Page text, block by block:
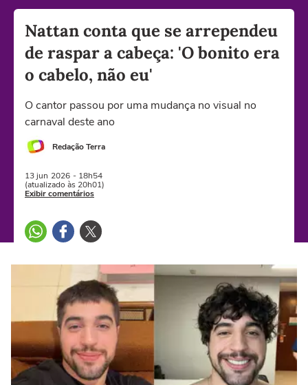
Nattan conta que se arrependeu
de raspar a cabeça: 'O bonito era
o cabelo, não eu'
O cantor passou por uma mudança no visual no
carnaval deste ano
Redação Terra
13 jun 2026 - 18h54
(atualizado às 20h01)
Exibir comentários